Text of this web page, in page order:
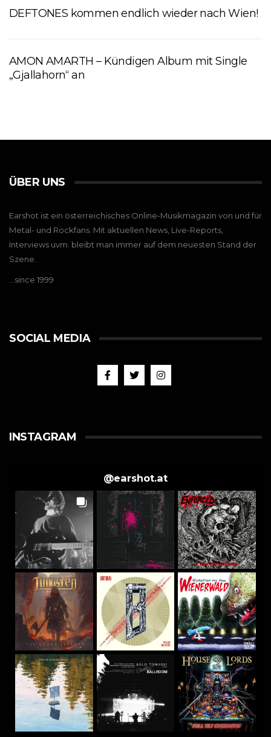
DEFTONES kommen endlich wieder nach Wien!
AMON AMARTH – Kündigen Album mit Single
„Gjallahorn“ an
ÜBER UNS
Earshot ist ein österreichisches Online-Musikmagazin von und für
Metal- und Rockfans. Mit aktuellen News, Live-Reports,
Interviews uvm. bleibt man immer auf dem neuesten Stand der
Szene.
…since 1999
SOCIAL MEDIA
INSTAGRAM
@earshot.at